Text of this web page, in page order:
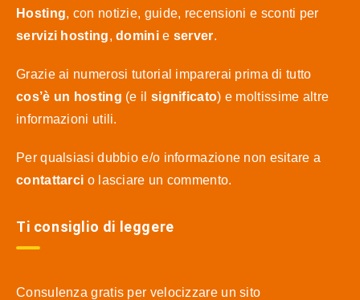
Hosting, con notizie, guide, recensioni e sconti per
servizi hosting,dominie server.
Grazie ai numerosi tutorial imparerai prima di tutto
cos’è un hosting (e il significato) e moltissime altre
informazioni utili.
Per qualsiasi dubbio e/o informazione non esitare a
contattarci o lasciare un commento.
Ti consiglio di leggere
Consulenza gratis per velocizzare un sito